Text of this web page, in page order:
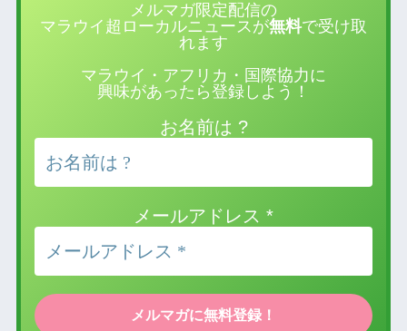
メルマガ限定配信の
マラウイ超ローカルニュースが無料で受け取
れます
マラウイ・アフリカ・国際協力に
興味があったら登録しよう！
お名前は ?
メールアドレス *